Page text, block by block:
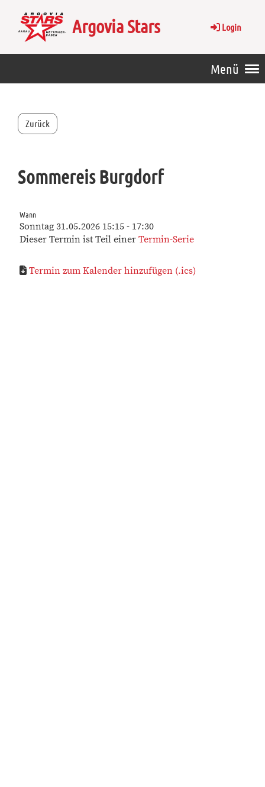
Argovia Stars Login
Menü
Zurück
Sommereis Burgdorf
Wann
Sonntag 31.05.2026 15:15 - 17:30
Dieser Termin ist Teil einer Termin-Serie
Termin zum Kalender hinzufügen (.ics)